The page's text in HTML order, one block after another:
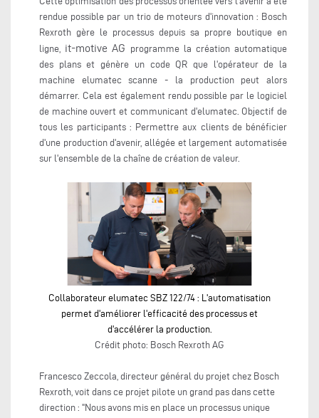
rendue possible par un trio de moteurs d'innovation : Bosch
Rexroth gère le processus depuis sa propre boutique en
ligne, it-motive AG programme la création automatique
des plans et génère un code QR que l'opérateur de la
machine elumatec scanne - la production peut alors
démarrer. Cela est également rendu possible par le logiciel
de machine ouvert et communicant d'elumatec. Objectif de
tous les participants : Permettre aux clients de bénéficier
d'une production d'avenir, allégée et largement automatisée
sur l'ensemble de la chaîne de création de valeur.
Collaborateur elumatec SBZ 122/74 : L'automatisation
permet d'améliorer l'efficacité des processus et
d'accélérer la production.
Crédit photo: Bosch Rexroth AG
Francesco Zeccola, directeur général du projet chez Bosch
Rexroth, voit dans ce projet pilote un grand pas dans cette
direction : "Nous avons mis en place un processus unique